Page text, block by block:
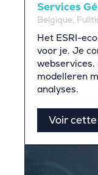
Services
Belgique,
Het ESRI-
voor je. Je
modelleren
analyses.
Voir